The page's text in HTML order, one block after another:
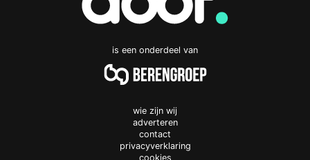
is een onderdeel van
wie zijn wij
adverteren
contact
privacyverklaring
cookies